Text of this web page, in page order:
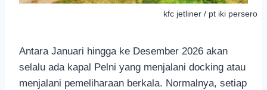
kfc jetliner / pt iki persero
Antara Januari hingga ke Desember 2026 akan
selalu ada kapal Pelni yang menjalani docking atau
menjalani pemeliharaan berkala. Normalnya, setiap